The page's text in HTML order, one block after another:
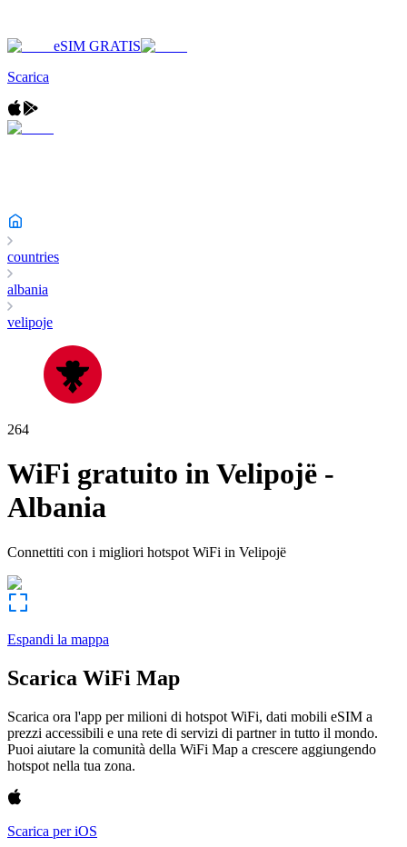
eSIM GRATIS
Scarica
countries
albania
velipoje
264
WiFi gratuito inVelipojë -
Albania
Connettiti con i migliori hotspot WiFi in Velipojë
Espandi la mappa
Scarica WiFi Map
Scarica ora l'app per milioni di hotspot WiFi, dati mobili eSIM a
prezzi accessibili e una rete di servizi di partner in tutto il mondo.
Puoi aiutare la comunità della WiFi Map a crescere aggiungendo
hotspot nella tua zona.
Scarica per iOS